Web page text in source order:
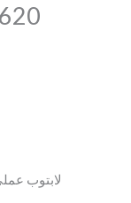
– لابتوب